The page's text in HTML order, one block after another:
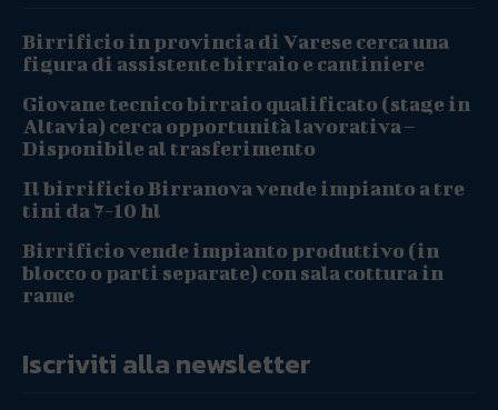
Birrificio in provincia di Varese cerca una
figura di assistente birraio e cantiniere
Giovane tecnico birraio qualificato (stage in
Altavia) cerca opportunità lavorativa –
Disponibile al trasferimento
Il birrificio Birranova vende impianto a tre
tini da 7-10 hl
Birrificio vende impianto produttivo (in
blocco o parti separate) con sala cottura in
rame
Iscriviti alla newsletter